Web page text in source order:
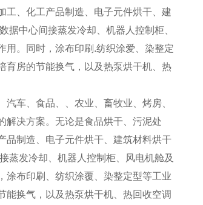
工、化工产品制造、电子元件烘干、建
中心间接蒸发冷却、机器人控制柜、
用。同时，涂布印刷.纺织涂爱、染整定
育房的节能换气，以及热泵烘干机、热
车、食品、、农业、畜牧业、烤房、
解决方案。无论是食品烘干、污泥处
品制造、电子元件烘干、建筑材料烘干
蒸发冷却、机器人控制柜、风电机舱及
涂布印刷、纺织涂覆、染整定型等工业
能换气，以及热泵烘干机、热回收空调